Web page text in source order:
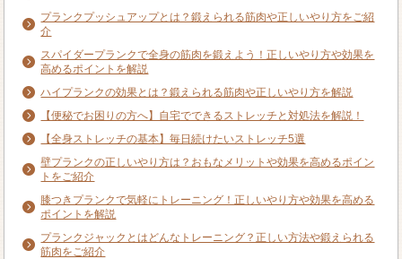
プランクプッシュアップとは？鍛えられる筋肉や正しいやり方をご紹
介
スパイダープランクで全身の筋肉を鍛えよう！正しいやり方や効果を
高めるポイントを解説
ハイプランクの効果とは？鍛えられる筋肉や正しいやり方を解説
【便秘でお困りの方へ】自宅でできるストレッチと対処法を解説！
【全身ストレッチの基本】毎日続けたいストレッチ5選
壁プランクの正しいやり方は？おもなメリットや効果を高めるポイン
トをご紹介
膝つきプランクで気軽にトレーニング！正しいやり方や効果を高める
ポイントを解説
プランクジャックとはどんなトレーニング？正しい方法や鍛えられる
筋肉をご紹介